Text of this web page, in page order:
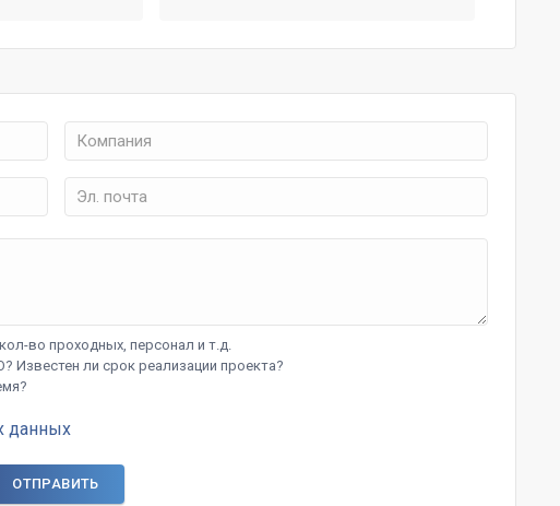
во проходных, персонал и т.д.
ли срок реализации проекта?
данных
ОТПРАВИТЬ